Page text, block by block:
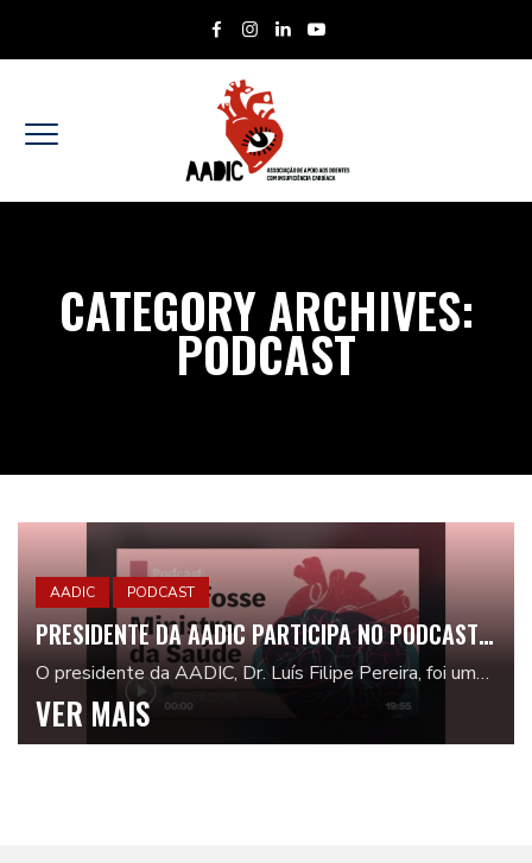
CATEGORY ARCHIVES:
PODCAST
AADIC PODCAST
PRESIDENTE DA AADIC PARTICIPA NO PODCAST
“SE EU FOSSE MINISTRO DA SAÚDE”
O presidente da AADIC, Dr. Luís Filipe Pereira, foi um
dos convidados do podcast "Se eu fosse ministro da
Saúde", do Observador. "É preciso haver um...
VER MAIS